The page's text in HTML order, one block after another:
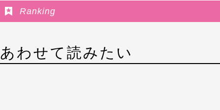
Ranking
あわせて読みたい